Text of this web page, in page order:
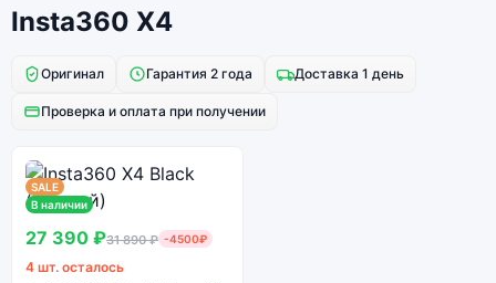
Insta360 X4
Оригинал Гарантия 2 года Доставка 1 день
Проверка и оплата при получении
SALE
В наличии
27 390 ₽31 890 ₽ -4500₽
4 шт. осталось